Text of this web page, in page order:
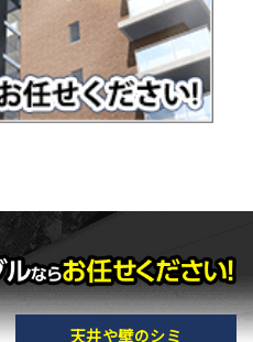
天井や壁のシミ